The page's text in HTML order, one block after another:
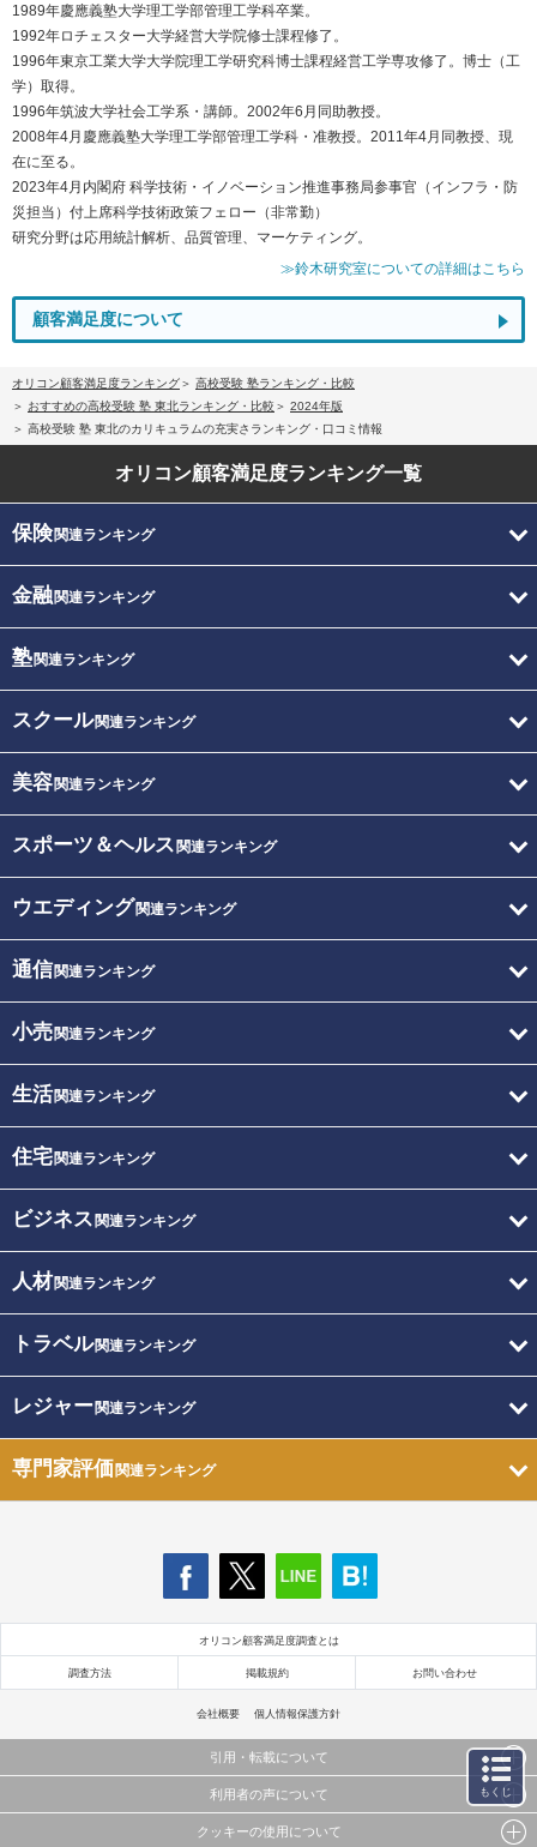
1989年慶應義塾大学理工学部管理工学科卒業。
1992年ロチェスター大学経営大学院修士課程修了。
1996年東京工業大学大学院理工学研究科博士課程経営工学専攻修了。博士（工
学）取得。
1996年筑波大学社会工学系・講師。2002年6月同助教授。
2008年4月慶應義塾大学理工学部管理工学科・准教授。2011年4月同教授、現
在に至る。
2023年4月内閣府 科学技術・イノベーション推進事務局参事官（インフラ・防
災担当）付上席科学技術政策フェロー（非常勤）
研究分野は応用統計解析、品質管理、マーケティング。
≫鈴木研究室についての詳細はこちら
顧客満足度について
オリコン顧客満足度ランキング
高校受験 塾ランキング・比較
おすすめの高校受験 塾 東北ランキング・比較
2024年版
高校受験 塾 東北のカリキュラムの充実さランキング・口コミ情報
オリコン顧客満足度ランキング一覧
保険関連ランキング
金融関連ランキング
塾関連ランキング
スクール関連ランキング
美容関連ランキング
スポーツ＆ヘルス 関連ランキング
ウエディング関連ランキング
通信関連ランキング
小売関連ランキング
生活関連ランキング
住宅関連ランキング
ビジネス 関連ランキング
人材関連ランキング
トラベル関連ランキング
レジャー関連ランキング
専門家評価関連ランキング
オリコン顧客満足度調査とは
調査方法 掲載規約 お問い合わせ
会社概要 個人情報保護方針
引用・転載について
当サイトで公開されている情報（文字、写真、イラスト、画像データ等）及びこれらの配置・
これらの情報を権利者の許可なく無断転載・複製などの二次利用を行うことは固く禁じており
利用者の声について
当サイトに掲載している内容はすべてサービスの利用者が提出された見解・感想です。
クッキーの使用について
もくじ